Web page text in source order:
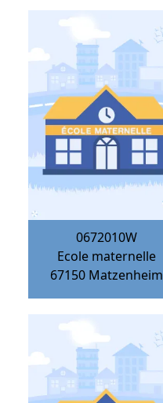
0672010W
Ecole maternelle
67150 Matzenheim